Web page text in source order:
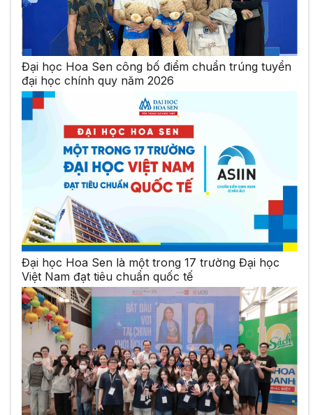
Đại học Hoa Sen công bố điểm chuẩn trúng tuyển
đại học chính quy năm 2026
Đại học Hoa Sen là một trong 17 trường Đại học
Việt Nam đạt tiêu chuẩn quốc tế